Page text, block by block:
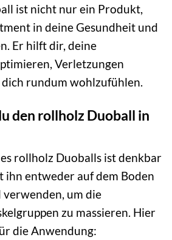
ist nicht nur ein Produkt,
in deine Gesundheit und
Er hilft dir, deine
Verletzungen
rundum wohlzufühlen.
den rollholz Duoball in
rollholz Duoballs ist denkbar
ihn entweder auf dem Boden
um die
zu massieren. Hier
die Anwendung: